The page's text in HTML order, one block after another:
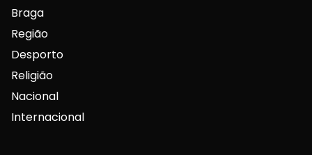
Braga
Região
Desporto
Religião
Nacional
Internacional